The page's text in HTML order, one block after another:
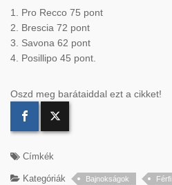
1. Pro Recco 75 pont
2. Brescia 72 pont
3. Savona 62 pont
4. Posillipo 45 pont.
Oszd meg barátaiddal ezt a cikket!
Címkék
Kategóriák Bajnokságok Férfi